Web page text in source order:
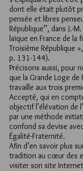
dont elle était plutôt
pensée et libres
République’’, dans J.-
laïque en France de la
Troisième République
p. 131-144).
Précisons aussi, pour
que la Grande Loge
travaille aux trois
Accepté, qui en
objectif l’élévation de
par une méthode
confond sa devise
Égalité-Fraternité.
Afin d’en savoir plus
tradition au cœur des
visiter son site Internet